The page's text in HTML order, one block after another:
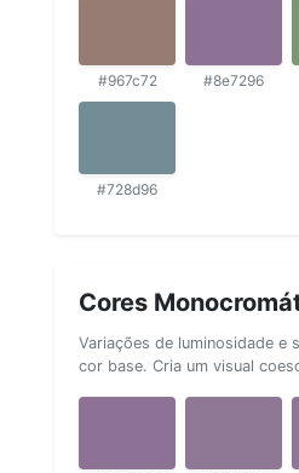
#967c72 #8e7296
#728d96
Cores
Variações de luminosidade e
cor base. Cria um visual